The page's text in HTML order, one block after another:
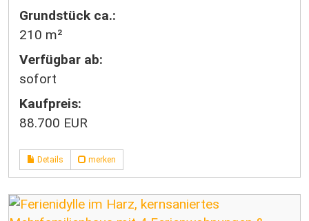
Grund­stück ca.:
210 m²
Verfügbar ab:
sofort
Kaufpreis:
88.700 EUR
Details merken